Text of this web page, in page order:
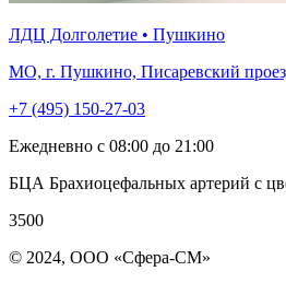
ЛДЦ Долголетие • Пушкино
МО, г. Пушкино, Писаревский
+7 (495) 150-27-03
Ежедневно с 08:00 до 21:00
БЦА Брахиоцефальных артерий с
3500
© 2024, ООО «Сфера-СМ»